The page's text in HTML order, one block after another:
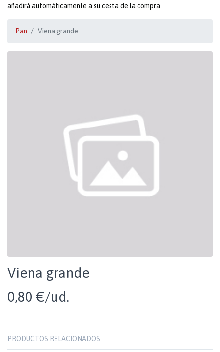
añadirá automáticamente a su cesta de la compra.
Pan Viena grande
Viena grande
0,80 €/ud.
PRODUCTOS RELACIONADOS